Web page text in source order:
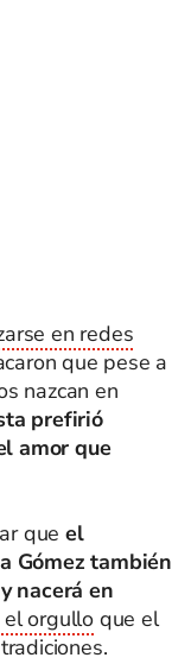
en redes
que pese a
nazcan en
prefirió
amor que
que el
Gómez también
nacerá en
el orgullo que el